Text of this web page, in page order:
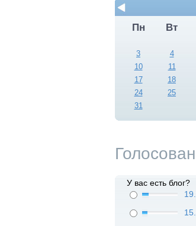
Пн
Вт
3
4
10
11
17
18
24
25
31
У вас есть блог?